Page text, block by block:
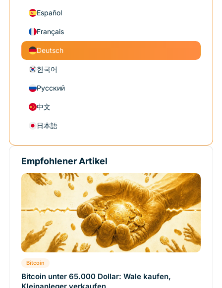
Español
Français
Deutsch
한국어
Русский
中文
日本語
Empfohlener Artikel
Bitcoin
Bitcoin unter 65.000 Dollar: Wale kaufen,